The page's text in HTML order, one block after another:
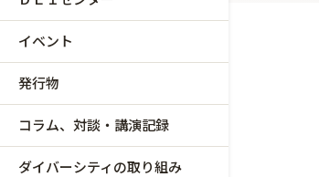
イベント
発行物
コラム、対談・講演記録
ダイバーシティの取り組み